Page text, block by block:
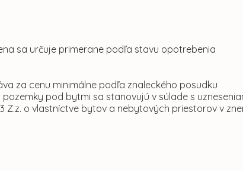
sa určuje primerane podľa stavu opotrebenia
za cenu minimálne podľa znaleckého posudku
pod bytmi sa stanovujú v súlade s
Z.z. o vlastníctve bytov a nebytových priestorov v